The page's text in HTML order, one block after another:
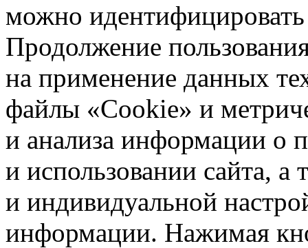
можно идентифицировать
Продолжение
на применение данных
файлы «Cookie» и
и анализа информации о
и использовании сайта,
и индивидуальной
информации. Нажимая